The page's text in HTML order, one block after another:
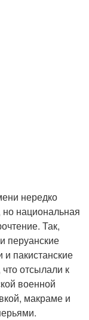
нередко
национальная
Так,
перуанские
пакистанские
отсылали к
военной
макраме и